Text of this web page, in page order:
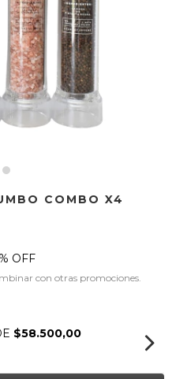
COMBO X4
% OFF
con otras promociones.
$58.500,00